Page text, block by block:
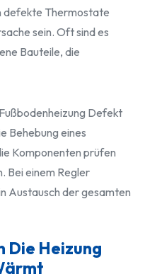
defekte Thermostate
sein. Oft sind es
Bauteile, die
Defekt
Behebung eines
Komponenten prüfen
Bei einem Regler
Austausch der gesamten
Die Heizung